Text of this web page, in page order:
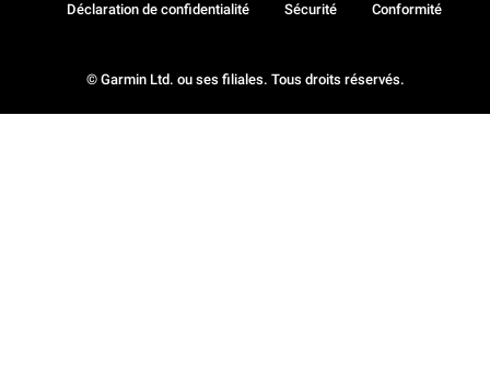
© Garmin Ltd. ou ses filiales. Tous droits réservés.
Déclaration de confidentialité Sécurité Conformité